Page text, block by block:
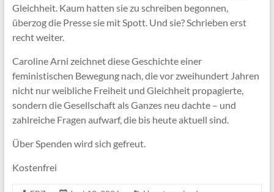
Gleichheit. Kaum hatten sie zu schreiben begonnen,
überzog die Presse sie mit Spott. Und sie? Schrieben erst
recht weiter.
Caroline Arni zeichnet diese Geschichte einer
feministischen Bewegung nach, die vor zweihundert Jahren
nicht nur weibliche Freiheit und Gleichheit propagierte,
sondern die Gesellschaft als Ganzes neu dachte – und
zahlreiche Fragen aufwarf, die bis heute aktuell sind.
Über Spenden wird sich gefreut.
Kostenfrei